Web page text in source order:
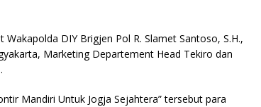
DIY Brigjen Pol R. Slamet Santoso, S.H.,
Marketing Departement Head Tekiro dan
Mandiri Untuk Jogja Sejahtera” tersebut para